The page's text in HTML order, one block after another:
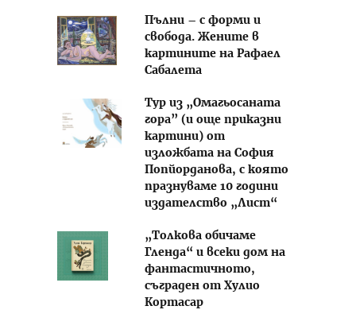
Пълни – с форми и
свобода. Жените в
картините на Рафаел
Сабалета
Тур из „Омагьосаната
гора” (и още приказни
картини) от
изложбата на София
Попйорданова, с която
празнуваме 10 години
издателство „Лист“
„Толкова обичаме
Гленда“ и всеки дом на
фантастичното,
съграден от Хулио
Кортасар